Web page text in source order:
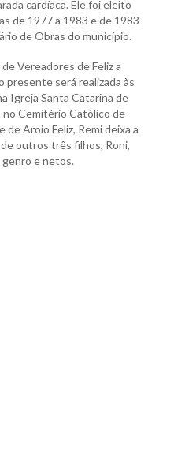
cardíaca. Ele foi eleito
de 1977 a 1983 e de 1983
de Obras do município.
Vereadores de Feliz a
presente será realizada às
Igreja Santa Catarina de
Cemitério Católico de
de Aroio Feliz, Remi deixa a
de outros três filhos, Roni,
genro e netos.